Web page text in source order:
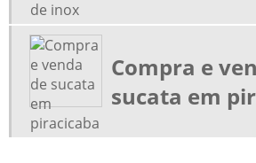
EMPRESA DE SUCATA
EMPRESA DE SUCATA SP
EMPRESA DE SUCATAS EM NOVA ODESSA
SUCATA AÇO CARBONO
SUCATA DE AÇO INOX
Compra e
sucata em